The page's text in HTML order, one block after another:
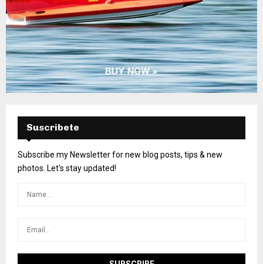
Suscribete
Subscribe my Newsletter for new blog posts, tips & new
photos. Let's stay updated!